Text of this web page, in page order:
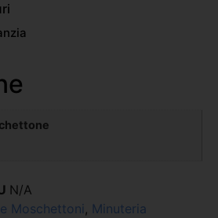
N/A
Moschettoni, Minuteria